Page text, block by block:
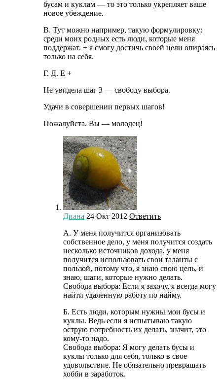
бусам и куклам — то это только укрепляет ваше
новое убеждение.
В. Тут можно например, такую формулировку:
среди моих родных есть люди, которые меня
поддержат. + я смогу достичь своей цели опираясь
только на себя.
Г. Д. Е +
Не увидела шаг 3 — свободу выбора.
Удачи в совершении первых шагов!
Пожалуйста. Вы — молодец!
Диана 24 Окт 2012 Ответить
А. У меня получится организовать
собственное дело, у меня получится создать
несколько источников дохода, у меня
получится использовать свои таланты с
пользой, потому что, я знаю свою цель, и
знаю, шаги, которые нужно делать.
Свобода выбора: Если я захочу, я всегда могу
найти удаленную работу по найму.
Б. Есть люди, которым нужны мои бусы и
куклы. Ведь если я испытываю такую
острую потребность их делать, значит, это
кому-то надо.
Свобода выбора: Я могу делать бусы и
куклы только для себя, только в свое
удовольствие. Не обязательно превращать
хобби в заработок.